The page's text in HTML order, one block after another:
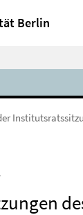
Berlin